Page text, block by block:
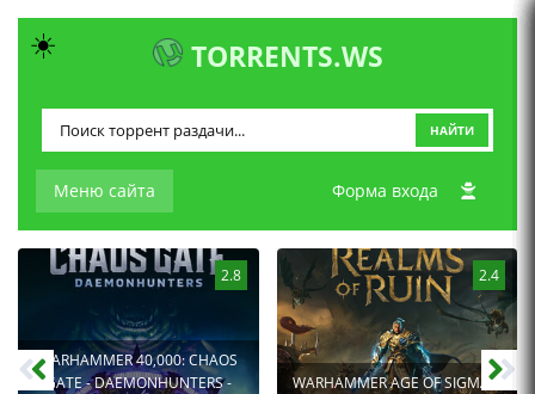
TORRENTS.WS
Меню сайта
НАЙТИ
Форма входа
2.8
WARHAMMER 40,000: CHAOS
GATE - DAEMONHUNTERS -
2.4
WARHAMMER AGE OF SIGMAR:
☀️